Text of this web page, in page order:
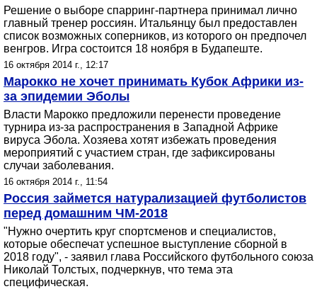
Решение о выборе спарринг-партнера принимал лично
главный тренер россиян. Итальянцу был предоставлен
список возможных соперников, из которого он предпочел
венгров. Игра состоится 18 ноября в Будапеште.
16 октября 2014 г., 12:17
Марокко не хочет принимать Кубок Африки из-
за эпидемии Эболы
Власти Марокко предложили перенести проведение
турнира из-за распространения в Западной Африке
вируса Эбола. Хозяева хотят избежать проведения
мероприятий с участием стран, где зафиксированы
случаи заболевания.
16 октября 2014 г., 11:54
Россия займется натурализацией футболистов
перед домашним ЧМ-2018
"Нужно очертить круг спортсменов и специалистов,
которые обеспечат успешное выступление сборной в
2018 году", - заявил глава Российского футбольного союза
Николай Толстых, подчеркнув, что тема эта
специфическая.